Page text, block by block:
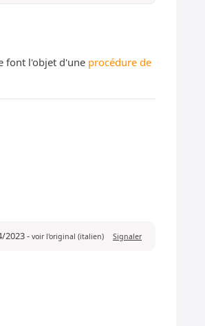
font l'objet d'une procédure de
2023- voir l'original (italien) Signaler